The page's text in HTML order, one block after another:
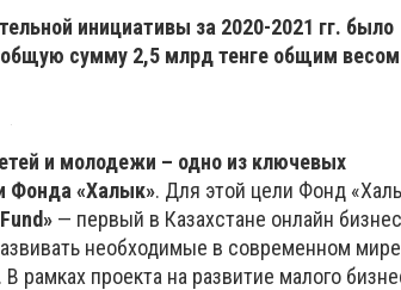
инициативы за 2020-2021 гг. было
общую сумму 2,5 млрд тенге общим
и молодежи – одно из ключевых
Фонда «Халык». Для этой цели Фонд
— первый в Казахстане онлайн
необходимые в современном мире
проекта на развитие малого